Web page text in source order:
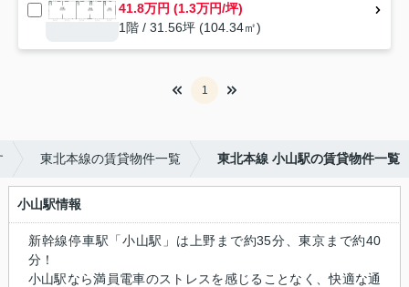
41.8万円 (1.3万円/坪)
1階 / 31.56坪 (104.34㎡)
1
東北本線の賃貸物件一覧 東北本線 小山駅の賃貸物件一覧
小山駅情報
新幹線停車駅「小山駅」は上野まで約35分、東京まで約40
分！
小山駅なら満員電車のストレスを感じることなく、快適な通